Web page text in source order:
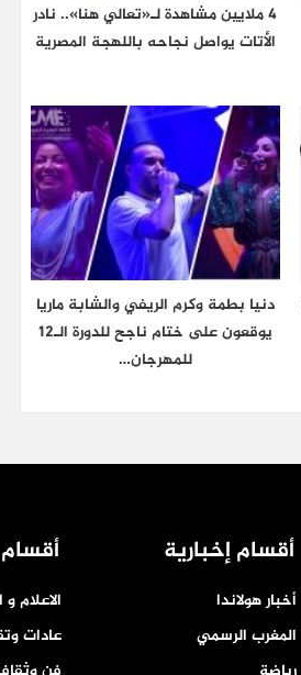
4 ملايين مشاهدة لـ«تعالي هنا».. نادر
الأتات يواصل نجاحه باللهجة المصرية
دنيا بطمة وكرم الريفي والشابة ماريا
يوقعون على ختام ناجح للدورة الـ12
للمهرجان…
أقسام إخبارية
أخبار هولاندا
المغرب الرسمي
الاعلام
عادات